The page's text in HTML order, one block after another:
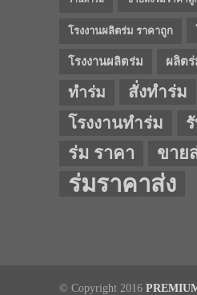
โรงงานผลิตร่ม ราคาถูก
โรงงานผลิตร่ม ผลิตร่
ทำร่ม
สั่งทำร่ม
โรงงานทำร่ม
ร่ม ราคา ขาย
ร่มราคาส่ง
© Copyright 2016